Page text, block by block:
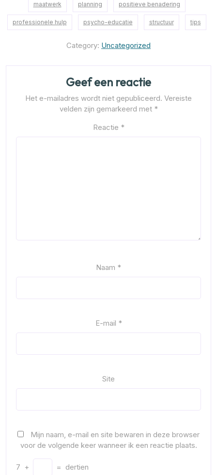
maatwerk planning positieve benadering
professionele hulp psycho-educatie structuur tips
Category: Uncategorized
Geef een reactie
Het e-mailadres wordt niet gepubliceerd. Vereiste
velden zijn gemarkeerd met *
Reactie *
Naam *
E-mail *
Site
Mijn naam, e-mail en site bewaren in deze browser
voor de volgende keer wanneer ik een reactie plaats.
7 + = dertien